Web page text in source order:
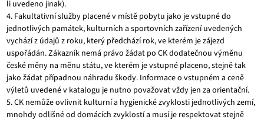
li uvedeno jinak).
4. Fakultativní služby placené v místě pobytu jako je vstupné do
jednotlivých památek, kulturních a sportovních zařízení uvedených
vychází z údajů z roku, který předchází rok, ve kterém je zájezd
uspořádán. Zákazník nemá právo žádat po CK dodatečnou výměnu
české měny na měnu státu, ve kterém je vstupné placeno, stejně tak
jako žádat případnou náhradu škody. Informace o vstupném a ceně
výletů uvedené v katalogu je nutno považovat vždy jen za orientační.
5. CK nemůže ovlivnit kulturní a hygienické zvyklosti jednotlivých zemí,
mnohdy odlišné od domácích zvyklostí a musí je respektovat stejně